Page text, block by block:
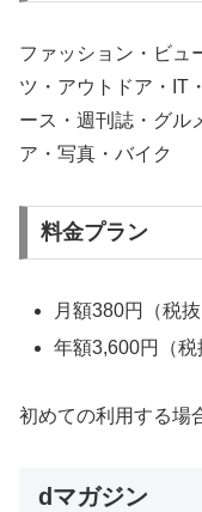
ファッション・ビュ
ツ・アウトドア・IT
ース・週刊誌・グル
ア・写真・バイク
料金プラン
月額380円（税抜
年額3,600円（税
初めての利用する場
dマガジン